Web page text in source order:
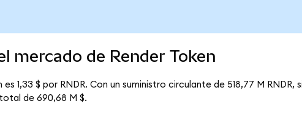
mercado de Render Token
1,33 $ por RNDR. Con un suministro circulante de 518,77 M RNDR,
de 690,68 M $.